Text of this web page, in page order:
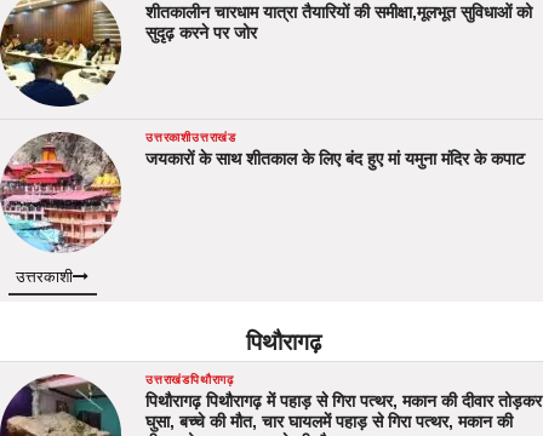
शीतकालीन चारधाम यात्रा तैयारियों की समीक्षा,मूलभूत सुविधाओं को
सुदृढ़ करने पर जोर
उत्तरकाशीउत्तराखंड
जयकारों के साथ शीतकाल के लिए बंद हुए मां यमुना मंदिर के कपाट
उत्तरकाशी
पिथौरागढ़
उत्तराखंडपिथौरागढ़
पिथौरागढ़ पिथौरागढ़ में पहाड़ से गिरा पत्थर, मकान की दीवार तोड़कर
घुसा, बच्चे की मौत, चार घायलमें पहाड़ से गिरा पत्थर, मकान की